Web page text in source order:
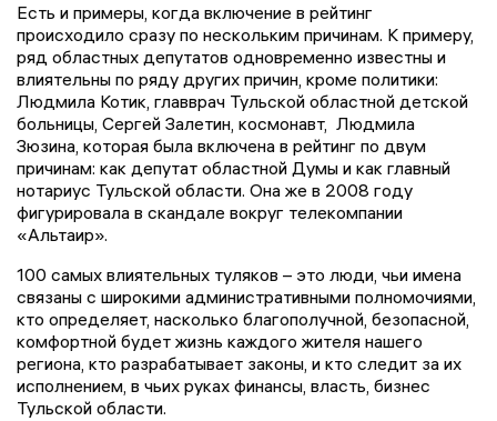
Есть и примеры, когда включение в рейтинг
происходило сразу по нескольким причинам. К примеру,
ряд областных депутатов одновременно известны и
влиятельны по ряду других причин, кроме политики:
Людмила Котик, главврач Тульской областной детской
больницы, Сергей Залетин, космонавт, Людмила
Зюзина, которая была включена в рейтинг по двум
причинам: как депутат областной Думы и как главный
нотариус Тульской области. Она же в 2008 году
фигурировала в скандале вокруг телекомпании
«Альтаир».
100 самых влиятельных туляков – это люди, чьи имена
связаны с широкими административными полномочиями,
кто определяет, насколько благополучной, безопасной,
комфортной будет жизнь каждого жителя нашего
региона, кто разрабатывает законы, и кто следит за их
исполнением, в чьих руках финансы, власть, бизнес
Тульской области.